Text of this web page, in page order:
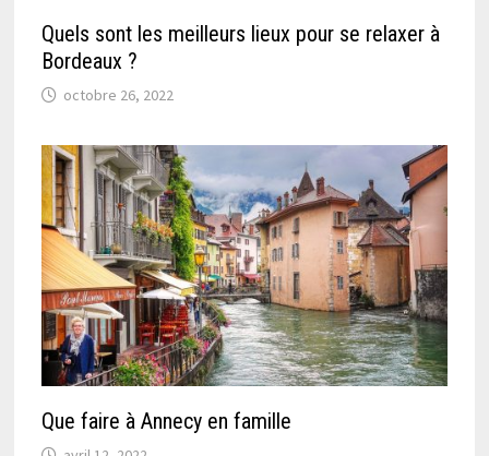
Quels sont les meilleurs lieux pour se relaxer à
Bordeaux ?
octobre 26, 2022
Que faire à Annecy en famille